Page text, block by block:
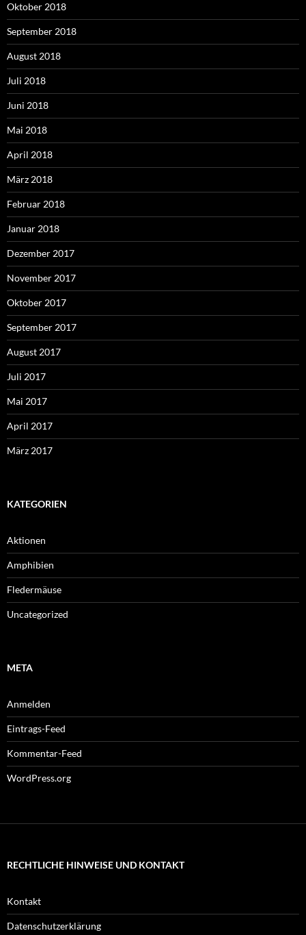
Oktober 2018
September 2018
August 2018
Juli 2018
Juni 2018
Mai 2018
April 2018
März 2018
Februar 2018
Januar 2018
Dezember 2017
November 2017
Oktober 2017
September 2017
August 2017
Juli 2017
Mai 2017
April 2017
März 2017
KATEGORIEN
Aktionen
Amphibien
Fledermäuse
Uncategorized
META
Anmelden
Eintrags-Feed
Kommentar-Feed
WordPress.org
RECHTLICHE HINWEISE UND KONTAKT
Kontakt
Datenschutzerklärung